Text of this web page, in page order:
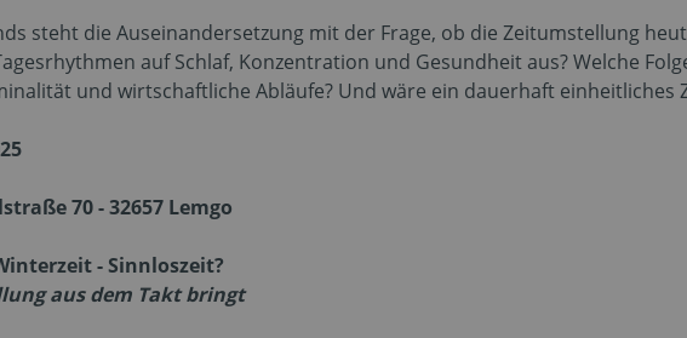
steht die Auseinandersetzung mit der Frage, ob die Zeitumstellung
auf Schlaf, Konzentration und Gesundheit aus? Welche
und wirtschaftliche Abläufe? Und wäre ein dauerhaft einheitliches
70 - 32657 Lemgo
- Sinnloszeit?
aus dem Takt bringt